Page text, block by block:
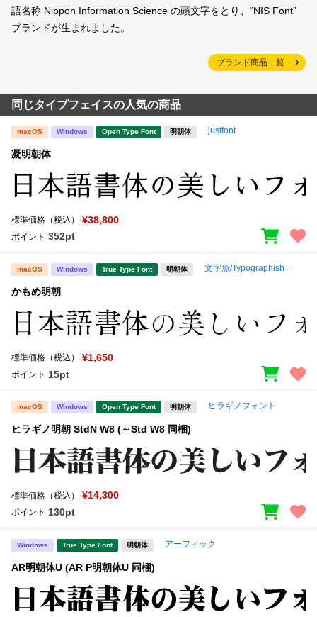
語名称 Nippon Information Science の頭文字をとり、“NIS Font”
ブランドが生まれました。
ブランド商品一覧
同じタイプフェイスの人気の商品
macOS Windows Open Type Font 明朝体 justfont
凝明朝体
標準価格（税込） ¥38,800
ポイント 352pt
macOS Windows True Type Font 明朝体 文字魚/Typographish
かもめ明朝
標準価格（税込） ¥1,650
ポイント 15pt
macOS Windows Open Type Font 明朝体 ヒラギノフォント
ヒラギノ明朝 StdN W8 (～Std W8 同梱)
標準価格（税込） ¥14,300
ポイント 130pt
Windows True Type Font 明朝体 アーフィック
AR明朝体U (AR P明朝体U 同梱)